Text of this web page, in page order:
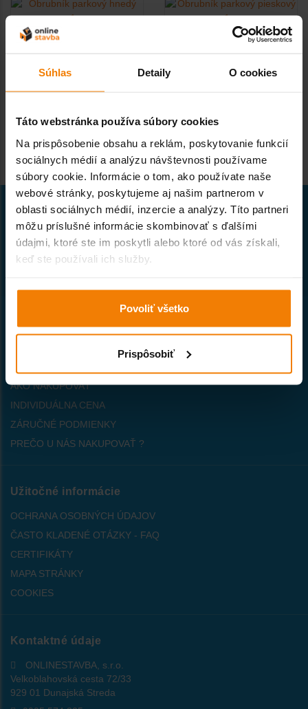
Súhlas Detaily O cookies
Táto webstránka používa súbory cookies
Na prispôsobenie obsahu a reklám, poskytovanie funkcií
sociálnych médií a analýzu návštevnosti používame
súbory cookie. Informácie o tom, ako používate naše
webové stránky, poskytujeme aj našim partnerom v
oblasti sociálnych médií, inzercie a analýzy. Títo partneri
môžu príslušné informácie skombinovať s ďalšími
údajmi, ktoré ste im poskytli alebo ktoré od vás získali,
keď ste používali ich služby.
Povoliť všetko
Prispôsobiť
hnedý 1m
Naša spoločnosť patrí k prvým
priekopníkom internetového obchodu
VŠEOBECNÉ OBCHODNÉ PODMIENKY
AKO NAKUPOVAŤ
INDIVIDUÁLNA CENA
ZÁRUČNÉ PODMIENKY
PREČO U NÁS NAKUPOVAŤ ?
Užitočné informácie
OCHRANA OSOBNÝCH ÚDAJOV
ČASTO KLADENÉ OTÁZKY - FAQ
CERTIFIKÁTY
MAPA STRÁNKY
COOKIES
Kontaktné údaje
ONLINESTAVBA, s.r.o.
Velkoblahovská cesta 72/33
929 01 Dunajská Streda